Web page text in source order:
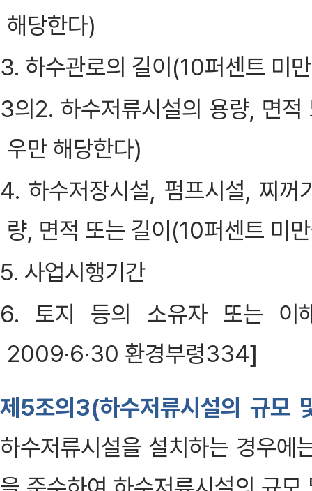
해당한다)
3. 하수관로의 길이(10퍼센트 미
3의2. 하수저류시설의 용량, 면
우만 해당한다)
4. 하수저장시설, 펌프시설, 찌
량, 면적 또는 길이(10퍼센트 미
5. 사업시행기간
6. 토지 등의 소유자 또는 이
2009·6·30 환경부령334]
제5조의3(하수저류시설의 규모
하수저류시설을 설치하는 경우